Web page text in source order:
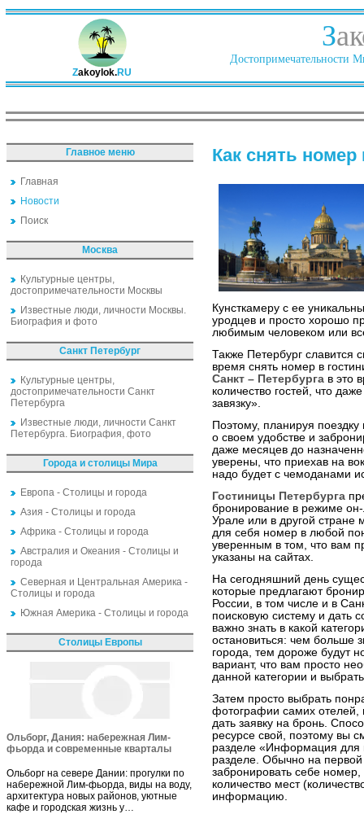
Zakoylok.RU
З
Достопримечательности
Главное меню
Главная
Новости
Поиск
Москва
Культурные центры,
достопримечательности Москвы
Известные люди, личности Москвы.
Биография и фото
Санкт Петербург
Культурные центры,
достопримечательности Санкт
Петербурга
Известные люди, личности Санкт
Петербурга. Биография, фото
Города и столицы Мира
Европа - Столицы и города
Азия - Столицы и города
Африка - Столицы и города
Австралия и Океания - Столицы и
города
Северная и Центральная Америка -
Столицы и города
Южная Америка - Столицы и города
Столицы Европы
Ольборг, Дания: набережная Лим-
фьорда и современные кварталы
Ольборг на севере Дании: прогулки по
набережной Лим-фьорда, виды на воду,
архитектура новых районов, уютные
кафе и городская жизнь у…
Как снять номер
Кунсткамеру с ее
уродцев и просто хорошо
любимым человеком или
Также Петербург славится
время снять номер в
Санкт – Петербурга в это
количество гостей, что
завязку».
Поэтому, планируя
о своем удобстве и
даже месяцев до
уверены, что приехав на
надо будет с чемоданами
Гостиницы Петербурга
бронирование в режиме
Урале или в другой стране
для себя номер в любой
уверенным в том, что вам
указаны на сайтах.
На сегодняшний день
которые предлагают
России, в том числе и в
поисковую систему и дать
важно знать в какой
остановиться: чем больше
города, тем дороже будут
вариант, что вам просто
данной категории и
Затем просто выбрать
фотографии самих
дать заявку на бронь.
ресурсе свой, поэтому вы
разделе «Информация для
разделе. Обычно на
забронировать себе номер,
количество мест
информацию.